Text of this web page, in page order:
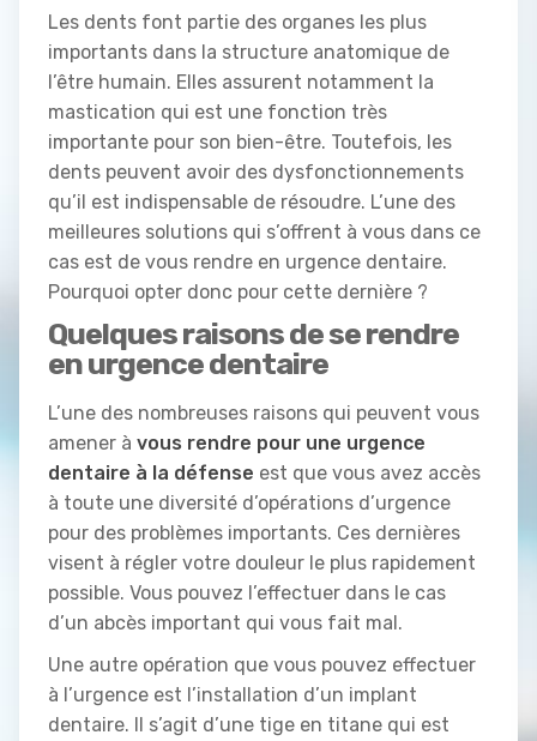
Les dents font partie des organes les plus
importants dans la structure anatomique de
l’être humain. Elles assurent notamment la
mastication qui est une fonction très
importante pour son bien-être. Toutefois, les
dents peuvent avoir des dysfonctionnements
qu’il est indispensable de résoudre. L’une des
meilleures solutions qui s’offrent à vous dans ce
cas est de vous rendre en urgence dentaire.
Pourquoi opter donc pour cette dernière ?
Quelques raisons de se rendre
en urgence dentaire
L’une des nombreuses raisons qui peuvent vous
amener à vous rendre pour une urgence
dentaire à la défense est que vous avez accès
à toute une diversité d’opérations d’urgence
pour des problèmes importants. Ces dernières
visent à régler votre douleur le plus rapidement
possible. Vous pouvez l’effectuer dans le cas
d’un abcès important qui vous fait mal.
Une autre opération que vous pouvez effectuer
à l’urgence est l’installation d’un implant
dentaire. Il s’agit d’une tige en titane qui est